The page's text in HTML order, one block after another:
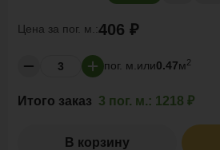
Цена за пог. м.:406 ₽
пог. м.или0.47м2
Итого заказ 3 пог. м.: 1218 ₽
В корзину